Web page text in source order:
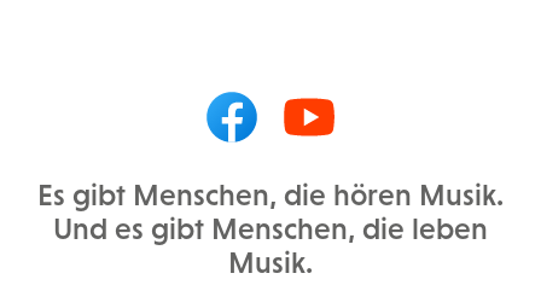
Es gibt Menschen, die hören Musik.
Und es gibt Menschen, die leben
Musik.